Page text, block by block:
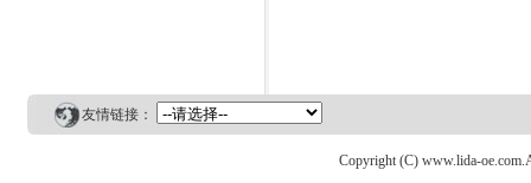
友情链接：
Copyright (C) www.lida-